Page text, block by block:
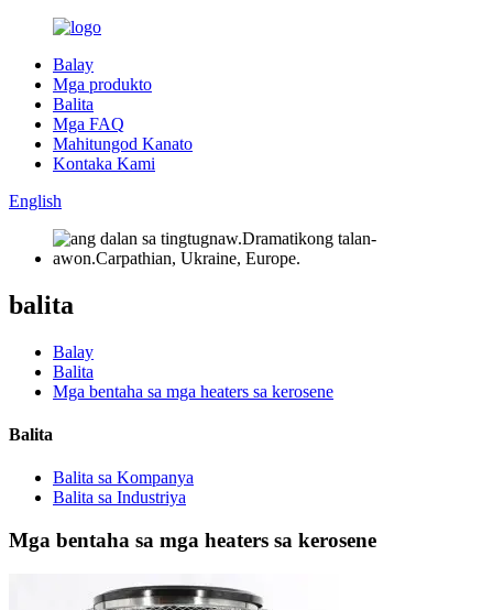
Balay
Mga produkto
Balita
Mga FAQ
Mahitungod Kanato
Kontaka Kami
English
balita
Balay
Balita
Mga bentaha sa mga heaters sa kerosene
Balita
Balita sa Kompanya
Balita sa Industriya
Mga bentaha sa mga heaters sa kerosene